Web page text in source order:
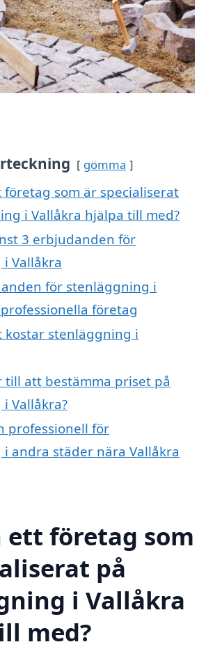
gömma
företag som är specialiserat
i Vallåkra hjälpa till med?
3 erbjudanden för
Vallåkra
för stenläggning i
företag
kostar stenläggning i
till att bestämma priset på
Vallåkra?
professionell för
andra städer nära Vallåkra
ett företag som
på
i Vallåkra
med?